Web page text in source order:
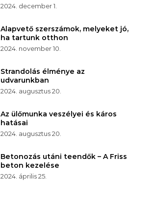
2024. december 1.
Alapvető szerszámok, melyeket jó,
ha tartunk otthon
2024. november 10.
Strandolás élménye az
udvarunkban
2024. augusztus 20.
Az ülőmunka veszélyei és káros
hatásai
2024. augusztus 20.
Betonozás utáni teendők – A Friss
beton kezelése
2024. április 25.